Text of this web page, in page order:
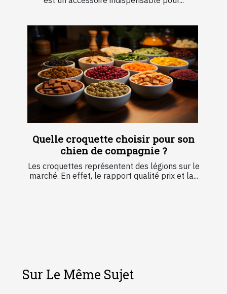
Quelle croquette choisir pour son
chien de compagnie ?
Les croquettes représentent des légions sur le
marché. En effet, le rapport qualité prix et la...
Sur Le Même Sujet